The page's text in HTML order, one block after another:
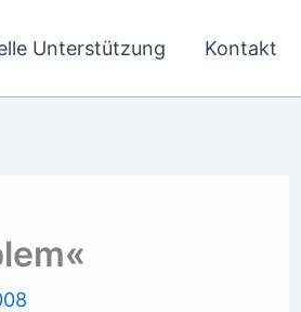
Unterstützung Kontakt